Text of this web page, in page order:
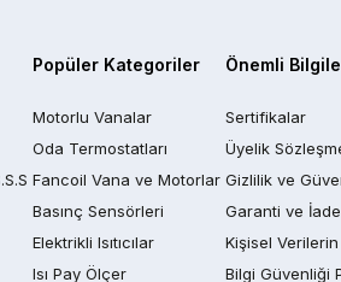
Popüler Kategoriler
Motorlu Vanalar
Oda Termostatları
Fancoil Vana ve Motorlar
Basınç Sensörleri
Elektrikli Isıtıcılar
Isı Pay Ölçer
Önemli
Sertifikalar
Üyelik
Gizlilik ve
Garanti ve İade
Kişisel Verilerin
Bilgi Güvenliği